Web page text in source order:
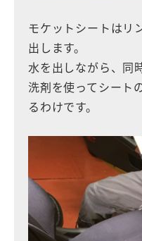
モケットシートはリ
出します。
水を出しながら、同
洗剤を使ってシート
るわけです。